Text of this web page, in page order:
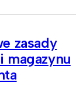
zasady
magazynu